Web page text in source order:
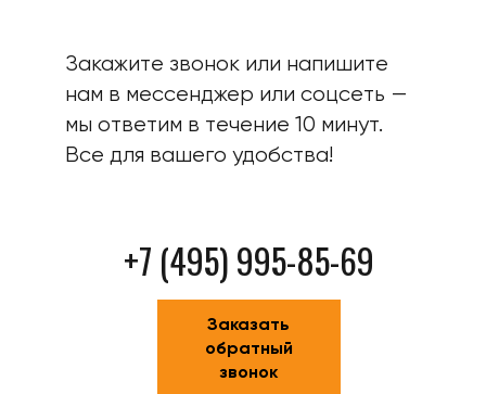
Закажите звонок или напишите
нам в мессенджер или соцсеть —
мы ответим в течение 10 минут.
Все для вашего удобства!
+7 (495) 995-85-69
Заказать
обратный
звонок